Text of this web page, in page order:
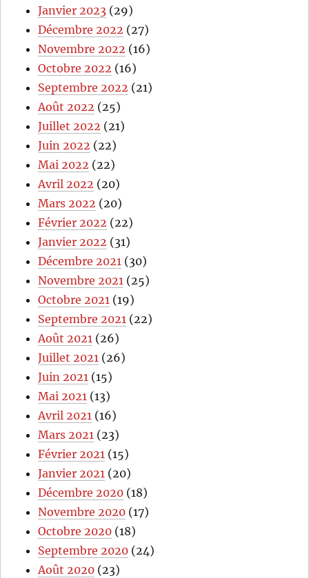
Janvier 2023 (29)
Décembre 2022 (27)
Novembre 2022 (16)
Octobre 2022 (16)
Septembre 2022 (21)
Août 2022 (25)
Juillet 2022 (21)
Juin 2022 (22)
Mai 2022 (22)
Avril 2022 (20)
Mars 2022 (20)
Février 2022 (22)
Janvier 2022 (31)
Décembre 2021 (30)
Novembre 2021 (25)
Octobre 2021 (19)
Septembre 2021 (22)
Août 2021 (26)
Juillet 2021 (26)
Juin 2021 (15)
Mai 2021 (13)
Avril 2021 (16)
Mars 2021 (23)
Février 2021 (15)
Janvier 2021 (20)
Décembre 2020 (18)
Novembre 2020 (17)
Octobre 2020 (18)
Septembre 2020 (24)
Août 2020 (23)